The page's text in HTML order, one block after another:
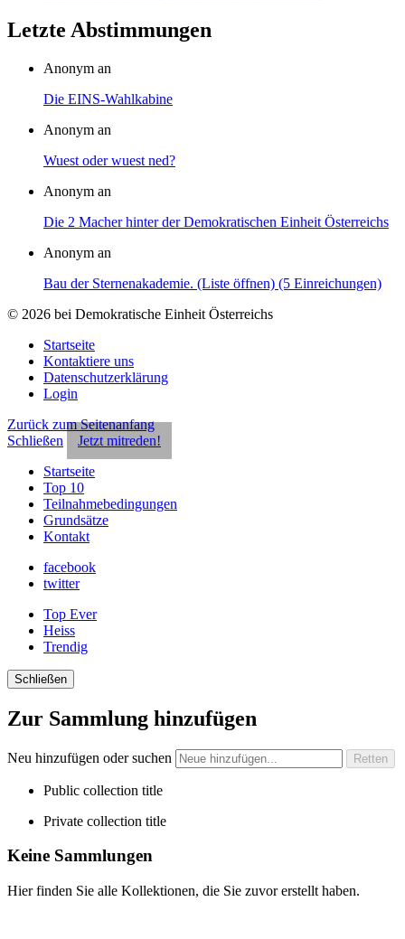
Letzte Abstimmungen
Anonym an
Die EINS-Wahlkabine
Anonym an
Wuest oder wuest ned?
Anonym an
Die 2 Macher hinter der Demokratischen Einheit Österreichs
Anonym an
Bau der Sternenakademie. (Liste öffnen) (5 Einreichungen)
© 2026 bei Demokratische Einheit Österreichs
Startseite
Kontaktiere uns
Datenschutzerklärung
Login
Zurück zum Seitenanfang
Schließen
Jetzt mitreden!
Startseite
Top 10
Teilnahmebedingungen
Grundsätze
Kontakt
facebook
twitter
Top Ever
Heiss
Trendig
Schließen
Zur Sammlung hinzufügen
Neu hinzufügen oder suchen
Public collection title
Private collection title
Keine Sammlungen
Hier finden Sie alle Kollektionen, die Sie zuvor erstellt haben.